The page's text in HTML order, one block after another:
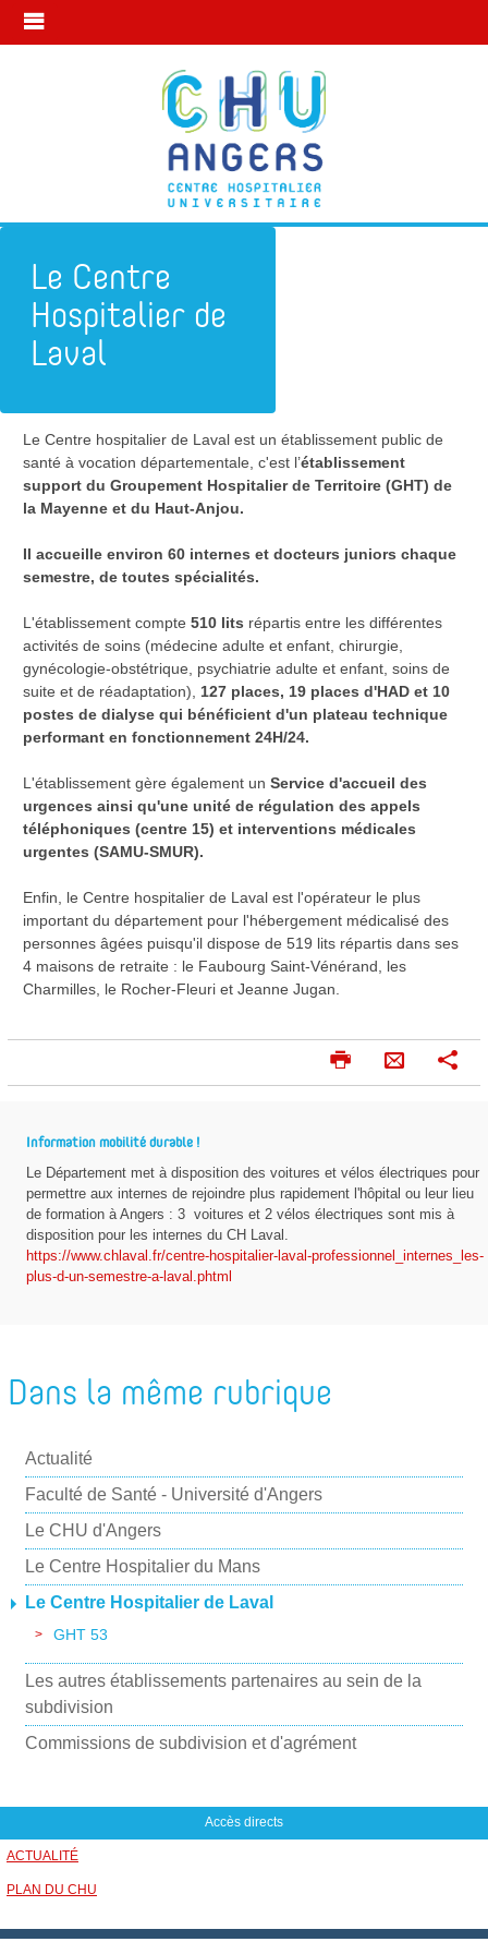
Le Centre
Hospitalier de
Laval
Subdivision d'Angers Le Centre Hospitalier de Laval
Le Centre hospitalier de Laval est un établissement public de
santé à vocation départementale, c'est l’établissement
support du Groupement Hospitalier de Territoire (GHT) de
la Mayenne et du Haut-Anjou.
Il accueille environ 60 internes et docteurs juniors chaque
semestre, de toutes spécialités.
L'établissement compte 510 lits répartis entre les différentes
activités de soins (médecine adulte et enfant, chirurgie,
gynécologie-obstétrique, psychiatrie adulte et enfant, soins de
suite et de réadaptation), 127 places, 19 places d'HAD et 10
postes de dialyse qui bénéficient d'un plateau technique
performant en fonctionnement 24H/24.
L'établissement gère également un Service d'accueil des
urgences ainsi qu'une unité de régulation des appels
téléphoniques (centre 15) et interventions médicales
urgentes (SAMU-SMUR).
Enfin, le Centre hospitalier de Laval est l'opérateur le plus
important du département pour l'hébergement médicalisé des
personnes âgées puisqu'il dispose de 519 lits répartis dans ses
4 maisons de retraite : le Faubourg Saint-Vénérand, les
Charmilles, le Rocher-Fleuri et Jeanne Jugan.
I
m
m
e
r
E
n
y
e
p
a
g
e
Information mobilité durable !
Le Département met à disposition des voitures et vélos électriques pour
permettre aux internes de rejoindre plus rapidement l'hôpital ou leur lieu
de formation à Angers : 3 voitures et 2 vélos électriques sont mis à
disposition pour les internes du CH Laval.
https://www.chlaval.fr/centre-hospitalier-laval-professionnel_internes_les-
plus-d-un-semestre-a-laval.phtml
Dans la même rubrique
Actualité
Faculté de Santé - Université d'Angers
Le CHU d'Angers
Le Centre Hospitalier du Mans
Le Centre Hospitalier de Laval
GHT 53
Les autres établissements partenaires au sein de la
subdivision
Commissions de subdivision et d'agrément
Accès directs
ACTUALITÉ
PLAN DU CHU